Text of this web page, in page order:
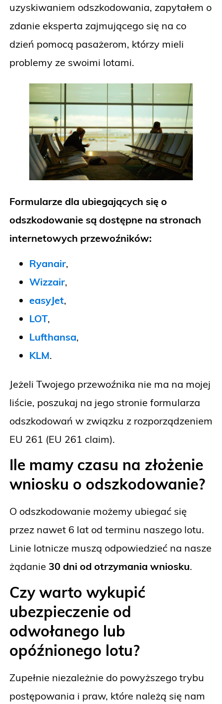
uzyskiwaniem odszkodowania, zapytałem o
zdanie eksperta zajmującego się na co
dzień pomocą pasażerom, którzy mieli
problemy ze swoimi lotami.
Formularze dla ubiegających się o
odszkodowanie są dostępne na stronach
internetowych przewoźników:
Ryanair,
Wizzair,
easyJet,
LOT,
Lufthansa,
KLM.
Jeżeli Twojego przewoźnika nie ma na mojej
liście, poszukaj na jego stronie formularza
odszkodowań w związku z rozporządzeniem
EU 261 (EU 261 claim).
Ile mamy czasu na złożenie
wniosku o odszkodowanie?
O odszkodowanie możemy ubiegać się
przez nawet 6 lat od terminu naszego lotu.
Linie lotnicze muszą odpowiedzieć na nasze
żądanie 30 dni od otrzymania wniosku.
Czy warto wykupić
ubezpieczenie od
odwołanego lub
opóźnionego lotu?
Zupełnie niezależnie do powyższego trybu
postępowania i praw, które należą się nam